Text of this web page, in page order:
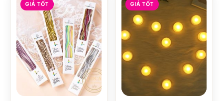
GIÁ TỐT GIÁ TỐT